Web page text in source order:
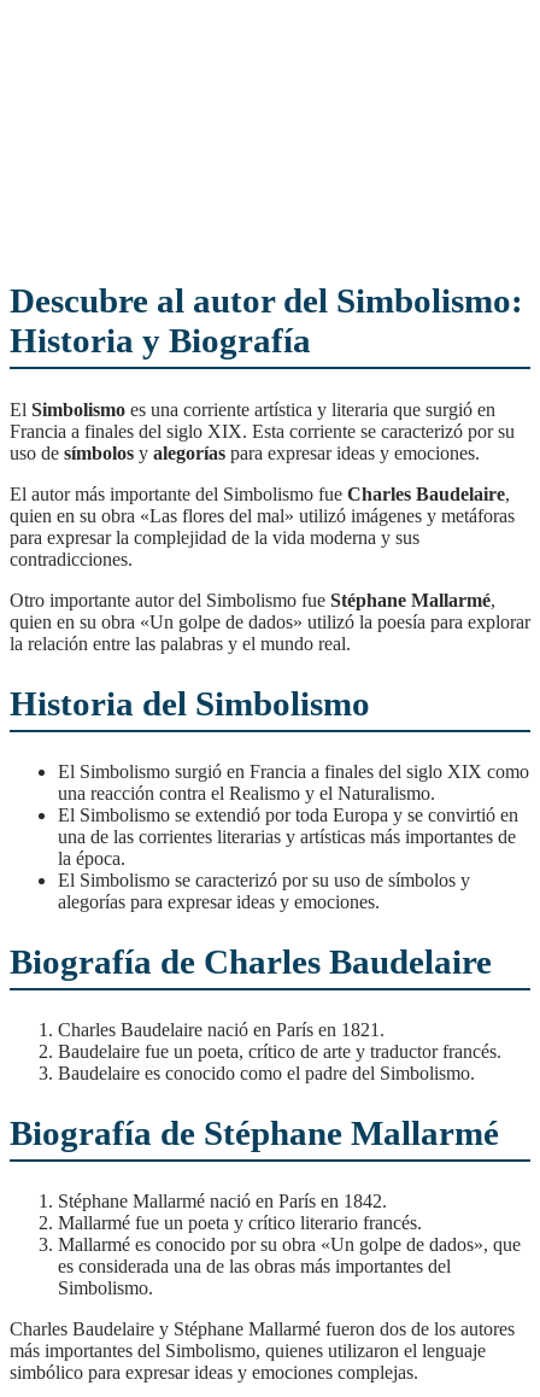
Descubre al autor del Simbolismo:
Historia y Biografía
El Simbolismo es una corriente artística y literaria que surgió en
Francia a finales del siglo XIX. Esta corriente se caracterizó por su
uso de símbolos y alegorías para expresar ideas y emociones.
El autor más importante del Simbolismo fue Charles Baudelaire,
quien en su obra «Las flores del mal» utilizó imágenes y metáforas
para expresar la complejidad de la vida moderna y sus
contradicciones.
Otro importante autor del Simbolismo fue Stéphane Mallarmé,
quien en su obra «Un golpe de dados» utilizó la poesía para explorar
la relación entre las palabras y el mundo real.
Historia del Simbolismo
El Simbolismo surgió en Francia a finales del siglo XIX como
una reacción contra el Realismo y el Naturalismo.
El Simbolismo se extendió por toda Europa y se convirtió en
una de las corrientes literarias y artísticas más importantes de
la época.
El Simbolismo se caracterizó por su uso de símbolos y
alegorías para expresar ideas y emociones.
Biografía de Charles Baudelaire
Charles Baudelaire nació en París en 1821.
Baudelaire fue un poeta, crítico de arte y traductor francés.
Baudelaire es conocido como el padre del Simbolismo.
Biografía de Stéphane Mallarmé
Stéphane Mallarmé nació en París en 1842.
Mallarmé fue un poeta y crítico literario francés.
Mallarmé es conocido por su obra «Un golpe de dados», que
es considerada una de las obras más importantes del
Simbolismo.
Charles Baudelaire y Stéphane Mallarmé fueron dos de los autores
más importantes del Simbolismo, quienes utilizaron el lenguaje
simbólico para expresar ideas y emociones complejas.